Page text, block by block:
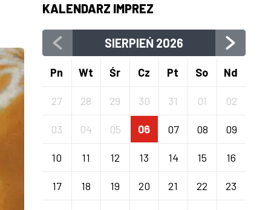
KALENDARZ IMPREZ
SIERPIEŃ 2026
Pn Wt Śr Cz Pt So Nd
27 28 29 30 31 01 02
03 04 05 06 07 08 09
10 11 12 13 14 15 16
17 18 19 20 21 22 23